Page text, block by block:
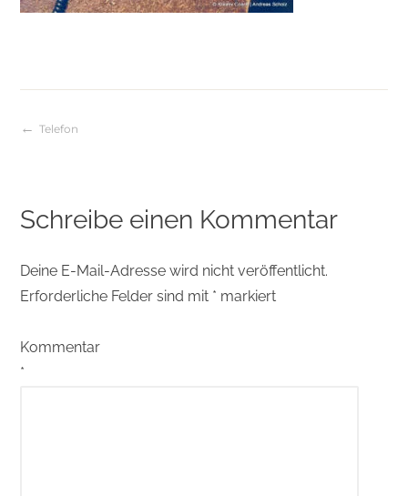
Beitragsnavigation
Telefon
Schreibe einen Kommentar
Deine E-Mail-Adresse wird nicht veröffentlicht.
Erforderliche Felder sind mit * markiert
Kommentar
*